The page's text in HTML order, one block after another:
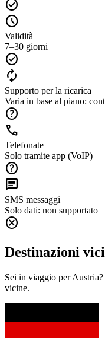
check_circle
schedule
Validità
7–30 giorni
check_circle
autorenew
Supporto per la ricarica
Varia in base al piano:
help
call
Telefonate
Solo tramite app (VoIP)
help
chat
SMS messaggi
Solo dati: non supportato
cancel
Destinazioni
Sei in viaggio per
vicine.